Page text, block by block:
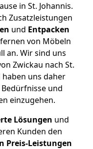
in St. Johannis.
Zusatzleistungen
und Entpacken
von Möbeln
an. Wir sind uns
Zwickau nach St.
uns daher
und
einzugehen.
Lösungen und
Kunden den
Preis-Leistungen